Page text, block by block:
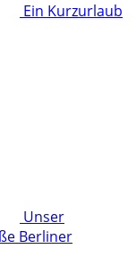
Ein Kurzurlaub
Unser
Berliner